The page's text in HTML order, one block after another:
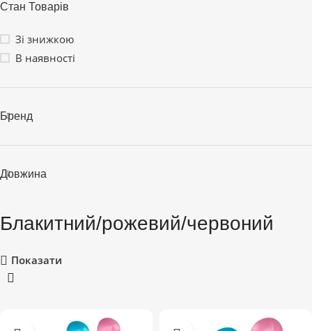
Стан Товарів
Зі знижкою
В наявності
Бренд
Довжина
Блакитний/рожевий/червоний
Показати